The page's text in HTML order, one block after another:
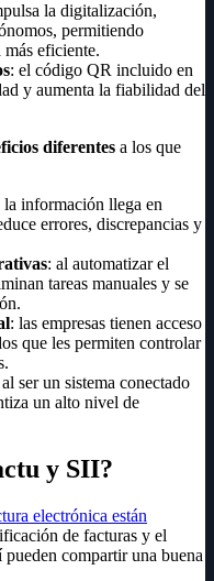
la digitalización,
permitiendo
eficiente.
: el código QR incluido en
y aumenta la fiabilidad del
diferentes a los que
la información llega en
errores, discrepancias y
: al automatizar el
tareas manuales y se
: las empresas tienen acceso
que les permiten controlar
al ser un sistema conectado
un alto nivel de
y SII?
electrónica están
de facturas y el
compartir una buena